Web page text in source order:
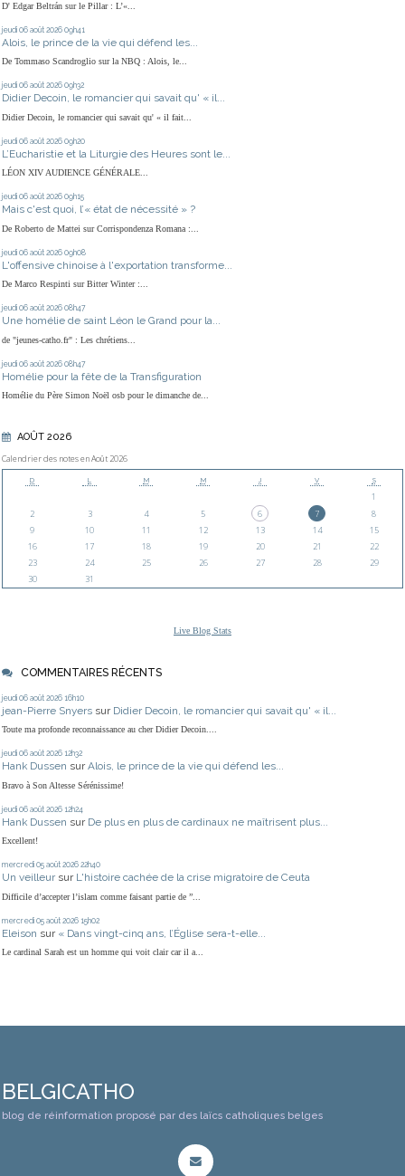
D' Edgar Beltrán sur le Pillar : L’«...
jeudi 06 août 2026 09h41
Alois, le prince de la vie qui défend les...
De Tommaso Scandroglio sur la NBQ : Alois, le...
jeudi 06 août 2026 09h32
Didier Decoin, le romancier qui savait qu' « il...
Didier Decoin, le romancier qui savait qu' « il fait...
jeudi 06 août 2026 09h20
L’Eucharistie et la Liturgie des Heures sont le...
LÉON XIV AUDIENCE GÉNÉRALE...
jeudi 06 août 2026 09h15
Mais c'est quoi, l’« état de nécessité » ?
De Roberto de Mattei sur Corrispondenza Romana :...
jeudi 06 août 2026 09h08
L'offensive chinoise à l'exportation transforme...
De Marco Respinti sur Bitter Winter :...
jeudi 06 août 2026 08h47
Une homélie de saint Léon le Grand pour la...
de "jeunes-catho.fr" : Les chrétiens...
jeudi 06 août 2026 08h47
Homélie pour la fête de la Transfiguration
Homélie du Père Simon Noël osb pour le dimanche de...
AOÛT 2026
Calendrier des notes en Août 2026
D L M M J V S
1
2
3 4 5 6 7
8
9
10 11 12 13 14
15
16
17 18 19 20 21
22
23
24 25 26 27 28
29
30
31
Live Blog Stats
COMMENTAIRES RÉCENTS
jeudi 06 août 2026 16h10
jean-Pierre Snyers sur Didier Decoin, le romancier qui savait qu' « il...
Toute ma profonde reconnaissance au cher Didier Decoin....
jeudi 06 août 2026 12h32
Hank Dussen sur Alois, le prince de la vie qui défend les...
Bravo à Son Altesse Sérénissime!
jeudi 06 août 2026 12h24
Hank Dussen sur De plus en plus de cardinaux ne maîtrisent plus...
Excellent!
mercredi 05 août 2026 22h40
Un veilleur sur L'histoire cachée de la crise migratoire de Ceuta
Difficile d’accepter l’islam comme faisant partie de ”...
mercredi 05 août 2026 15h02
Eleison sur « Dans vingt-cinq ans, l’Église sera-t-elle...
Le cardinal Sarah est un homme qui voit clair car il a...
BELGICATHO
blog de réinformation proposé par des laïcs catholiques belges